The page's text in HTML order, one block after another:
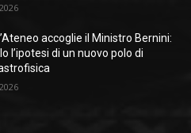
accoglie il Ministro Bernini:
l’ipotesi di un nuovo polo di